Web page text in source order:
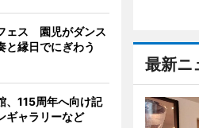
最新ニ
ェス 園児がダンス
と縁日でにぎわう
、115周年へ向け記
ャラリーなど